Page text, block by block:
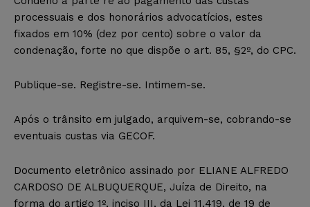
processuais e dos honorários advocatícios, estes
fixados em 10% (dez por cento) sobre o valor da
condenação, forte no que dispõe o art. 85, §2º, do CPC.
Publique-se. Registre-se. Intimem-se.
Após o trânsito em julgado, arquivem-se, cobrando-se
eventuais custas via GECOF.
Documento eletrônico assinado por ELIANE ALFREDO
CARDOSO DE ALBUQUERQUE, Juíza de Direito, na
forma do artigo 1º, inciso III, da Lei 11.419, de 19 de